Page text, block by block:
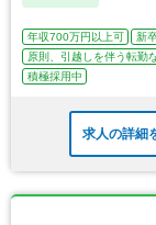
年収700万円以上可 新
原則、引越しを伴う転勤な
積極採用中
求人の詳細